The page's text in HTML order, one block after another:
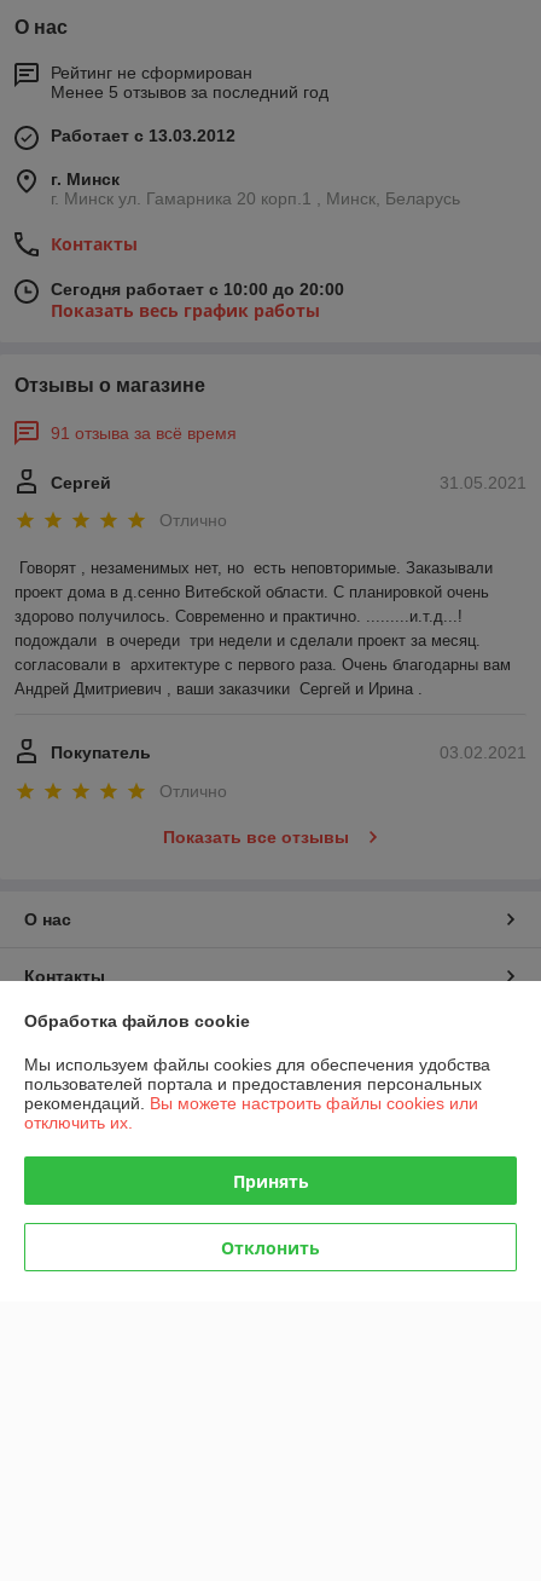
О нас
Рейтинг не сформирован
Менее 5 отзывов за последний год
Работает с 13.03.2012
г. Минск
г. Минск ул. Гамарника 20 корп.1 , Минск, Беларусь
Контакты
Сегодня работает с 10:00 до 20:00
Показать весь график работы
Отзывы о магазине
91 отзыва за всё время
31.05.2021
Сергей
Отлично
Говорят , незаменимых нет, но  есть неповторимые. Заказывали
проект дома в д.сенно Витебской области. С планировкой очень
здорово получилось. Современно и практично. .........и.т.д...!
подождали  в очереди  три недели и сделали проект за месяц.
согласовали в  архитектуре с первого раза. Очень благодарны вам
Андрей Дмитриевич , ваши заказчики  Сергей и Ирина .
03.02.2021
Покупатель
Отлично
Показать все отзывы
О нас
Контакты
Доставка и оплата
График работы
Политика обработки cookies
Сайт создан на платформе Deal.by
Обработка файлов cookie
Мы используем файлы cookies для обеспечения удобства
пользователей портала и предоставления персональных
рекомендаций. Вы можете настроить файлы cookies или
отключить их.
Принять
Отклонить